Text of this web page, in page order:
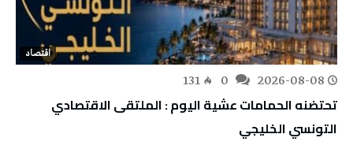
اقتصاد
2026-08-08
131
تحتضنه الحمامات عشية اليوم : الملتقى الاقتصادي
التونسي الخليجي